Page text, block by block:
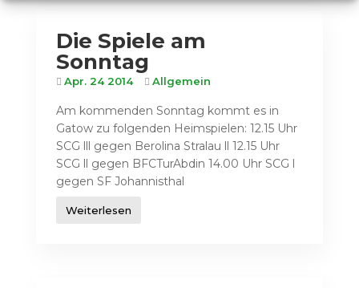
Die Spiele am
Sonntag
Apr. 24 2014 Allgemein
Am kommenden Sonntag kommt es in
Gatow zu folgenden Heimspielen: 12.15 Uhr
SCG lll gegen Berolina Stralau ll 12.15 Uhr
SCG ll gegen BFCTurAbdin 14.00 Uhr SCG l
gegen SF Johannisthal
Weiterlesen